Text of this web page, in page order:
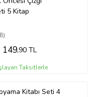
5 Kitap
149,90 TL
Taksitlerle
Kitabı Seti 4